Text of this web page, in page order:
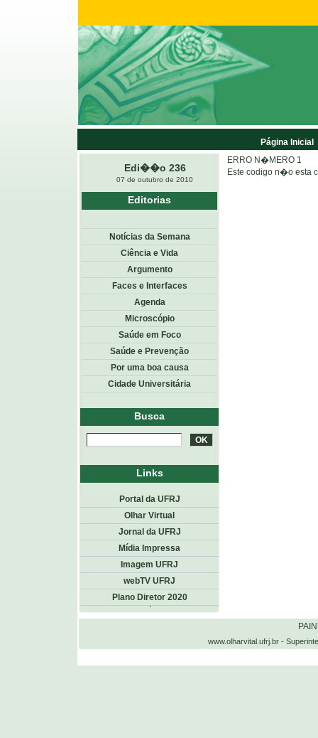
Edi��o 236
07 de outubro de 2010
ERRO N�MERO 1
Este codigo n�o esta
Editorias
Notícias da Semana
Ciência e Vida
Argumento
Faces e Interfaces
Agenda
Microscópio
Saúde em Foco
Saúde e Prevenção
Por uma boa causa
Cidade Universitária
Busca
Página Inicial
Links
Portal da UFRJ
Olhar Virtual
Jornal da UFRJ
Mídia Impressa
Imagem UFRJ
webTV UFRJ
Plano Diretor 2020
<< voltar Topo
www.olharvital.ufrj.br -